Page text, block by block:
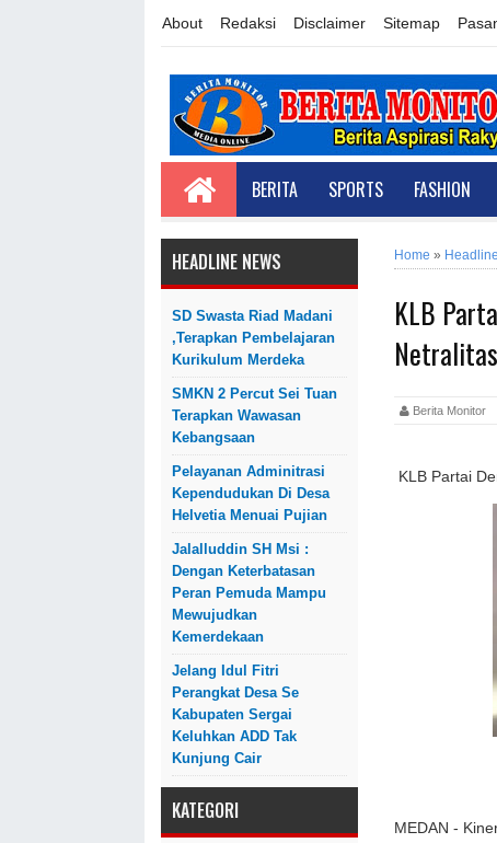
About Redaksi Disclaimer Sitemap
BERITA SPORTS FASHION
HEADLINE NEWS
SD Swasta Riad Madani
,Terapkan Pembelajaran
Kurikulum Merdeka
SMKN 2 Percut Sei Tuan
Terapkan Wawasan
Kebangsaan
Pelayanan Adminitrasi
Kependudukan Di Desa
Helvetia Menuai Pujian
Jalalluddin SH Msi :
Dengan Keterbatasan
Peran Pemuda Mampu
Mewujudkan
Kemerdekaan
Jelang Idul Fitri
Perangkat Desa Se
Kabupaten Sergai
Keluhkan ADD Tak
Kunjung Cair
KATEGORI
Home » Headline
KLB
Netralitas
Berita Monitor
KLB Partai
MEDAN -